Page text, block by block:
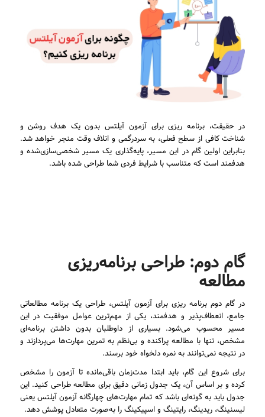
در حقیقت، برنامه ریزی برای آزمون آیلتس بدون یک هدف روشن و
شناخت کافی از سطح فعلی، به سردرگمی و اتلاف وقت منجر خواهد شد.
بنابراین اولین گام در این مسیر، پایه‌گذاری یک مسیر شخصی‌سازی‌شده و
هدفمند است که متناسب با شرایط فردی شما طراحی شده باشد.
گام دوم: طراحی برنامه‌ریزی
مطالعه
در گام دوم برنامه ریزی برای آزمون آیلتس، طراحی یک برنامه مطالعاتی
جامع، انعطاف‌پذیر و هدفمند، یکی از مهم‌ترین عوامل موفقیت در این
مسیر محسوب می‌شود. بسیاری از داوطلبان بدون داشتن برنامه‌ای
مشخص، تنها با مطالعه پراکنده و بی‌نظم به تمرین مهارت‌ها می‌پردازند و
در نتیجه نمی‌توانند به نمره دلخواه خود برسند.
برای شروع این گام، باید ابتدا مدت‌زمان باقی‌مانده تا آزمون را مشخص
کرده و بر اساس آن، یک جدول زمانی دقیق برای مطالعه طراحی کنید. این
جدول باید به گونه‌ای باشد که تمام مهارت‌های چهارگانه آزمون آیلتس یعنی
لیسنینگ، ریدینگ، رایتینگ و اسپیکینگ را به‌صورت متعادل پوشش دهد.